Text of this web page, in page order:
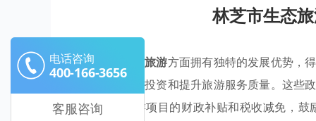
林芝市生态
林芝市在 生态旅游方面拥有独特的发展优势，
，旨在吸引投资和提升旅游服务质量。这
如，针对旅游项目的财政补贴和税收减免，
电话咨询
400-166-3656
客服咨询